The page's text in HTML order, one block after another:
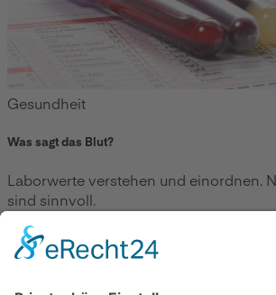
Gesundheit
Was sagt das Blut?
Laborwerte verstehen und einordnen.
sind sinnvoll.
Zum Beitrag